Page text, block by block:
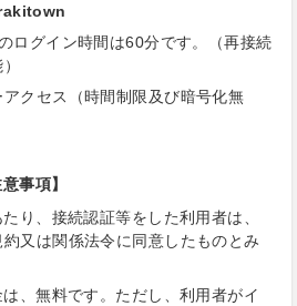
ログイン時間は60分です。（再接続
クセス（時間制限及び暗号化無
事項】
り、接続認証等をした利用者は、
又は関係法令に同意したものとみ
、無料です。ただし、利用者がイ